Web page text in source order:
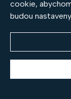
cookie,
budou